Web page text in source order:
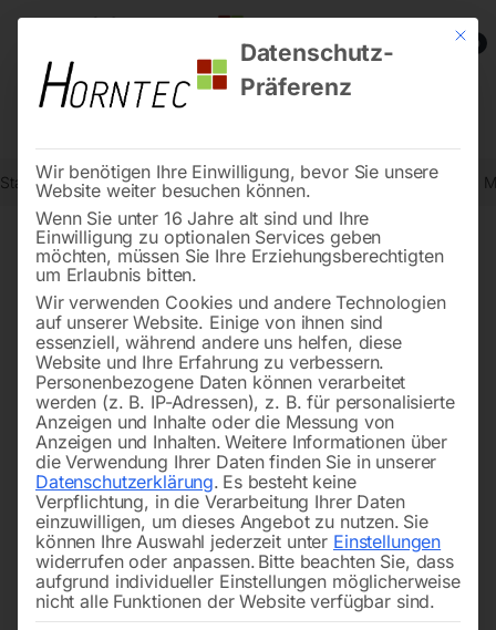
0
Start Stromaggregate und Stromerzeuger Dieselstromerzeuger
Mit
Datenschutz-
Präferenz
Wir benötigen Ihre Einwilligung, bevor Sie unsere
Website weiter besuchen können.
Wenn Sie unter 16 Jahre alt sind und Ihre
Einwilligung zu optionalen Services geben
möchten, müssen Sie Ihre Erziehungsberechtigten
um Erlaubnis bitten.
Wir verwenden Cookies und andere Technologien
auf unserer Website. Einige von ihnen sind
essenziell, während andere uns helfen, diese
Website und Ihre Erfahrung zu verbessern.
Personenbezogene Daten können verarbeitet
werden (z. B. IP-Adressen), z. B. für personalisierte
Anzeigen und Inhalte oder die Messung von
Anzeigen und Inhalten. Weitere Informationen über
die Verwendung Ihrer Daten finden Sie in unserer
Datenschutzerklärung. Es besteht keine
Verpflichtung, in die Verarbeitung Ihrer Daten
einzuwilligen, um dieses Angebot zu nutzen. Sie
können Ihre Auswahl jederzeit unter Einstellungen
widerrufen oder anpassen. Bitte beachten Sie, dass
aufgrund individueller Einstellungen möglicherweise
nicht alle Funktionen der Website verfügbar sind.